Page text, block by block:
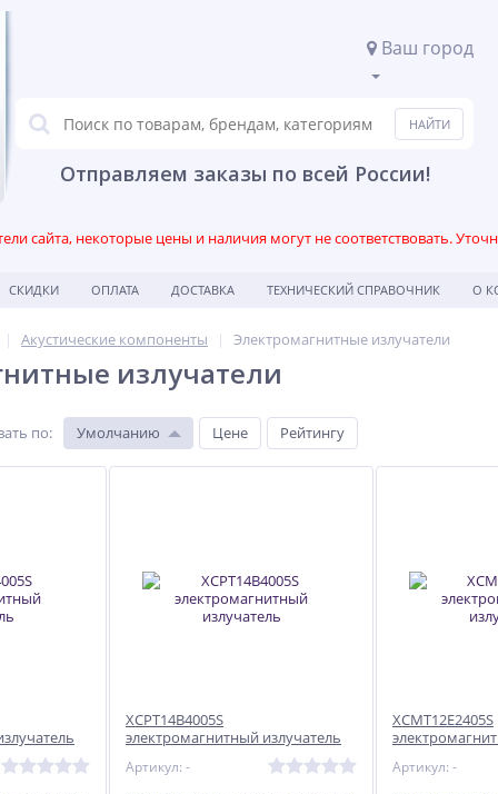
Ваш город
Отправляем заказы по всей России!
сайта, некоторые цены и наличия могут не соответствовать.
СКИДКИ ОПЛАТА ДОСТАВКА ТЕХНИЧЕСКИЙ СПРАВОЧНИК О
Акустические компоненты Электромагнитные излучатели
излучатели
по: Умолчанию Цене Рейтингу
XCPT14B4005S
электромагнитный излучатель
Артикул: -
XCMT12E2405S
Артикул: -